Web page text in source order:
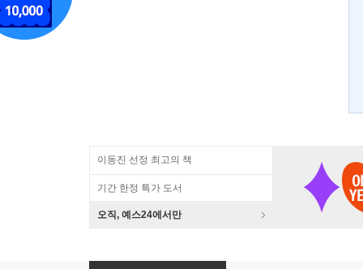
이동진 선정 최고의 책
기간 한정 특가 도서
오직, 예스24에서만